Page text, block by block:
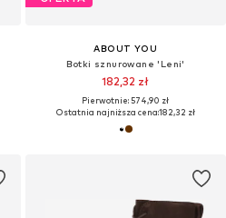
ABOUT YOU
Botki sznurowane 'Leni'
182,32 zł
Pierwotnie: 574,90 zł
Ostatnia najniższa cena:182,32 zł